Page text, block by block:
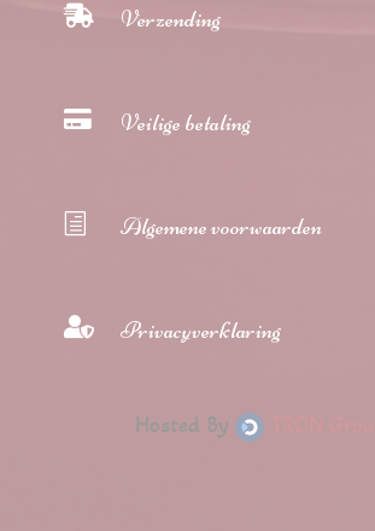
 Verzending
 Veilige betaling
h Algemene voorwaarden
 Privacyverklaring
Hosted By TRON Group